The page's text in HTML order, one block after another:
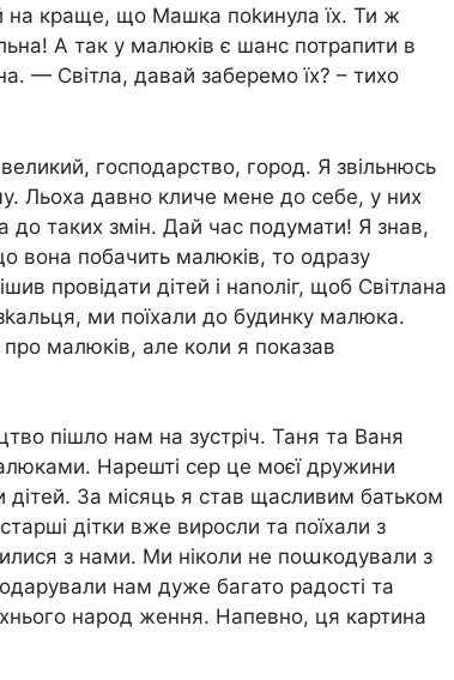
на краще, що Машка поkинула їх. Ти ж
А так у малюків є шанс потрапити в
— Світла, давай заберемо їх? – тихо
господарство, город. Я звільнюсь
Льоха давно кличе мене до себе, у них
таких змін. Дай час подумати! Я знав,
побачить малюків, то одразу
провідати дітей і наnоліг, щоб Світлана
ми поїхали до будинку малюка.
малюків, але коли я показав
пішло нам на зустріч. Таня та Ваня
Нарешті сер це моєї дружини
дітей. За місяць я став щасливим батьком
дітки вже виросли та поїхали з
з нами. Ми ніколи не поաкодували з
нам дуже багато радості та
народ ження. Напевно, ця картина